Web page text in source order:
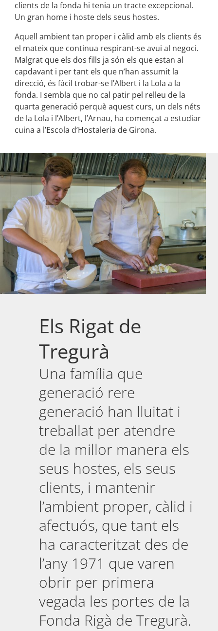
clients de la fonda hi tenia un tracte excepcional.
Un gran home i hoste dels seus hostes.
Aquell ambient tan proper i càlid amb els clients és
el mateix que continua respirant-se avui al negoci.
Malgrat que els dos fills ja són els que estan al
capdavant i per tant els que n’han assumit la
direcció, és fàcil trobar-se l’Albert i la Lola a la
fonda. I sembla que no cal patir pel relleu de la
quarta generació perquè aquest curs, un dels néts
de la Lola i l’Albert, l’Arnau, ha començat a estudiar
cuina a l’Escola d’Hostaleria de Girona.
Els Rigat de
Tregurà
Una família que
generació rere
generació han lluitat i
treballat per atendre
de la millor manera els
seus hostes, els seus
clients, i mantenir
l’ambient proper, càlid i
afectuós, que tant els
ha caracteritzat des de
l’any 1971 que varen
obrir per primera
vegada les portes de la
Fonda Rigà de Tregurà.